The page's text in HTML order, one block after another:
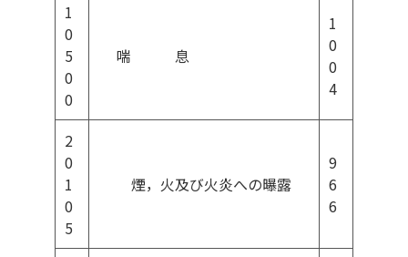
1
0
5
0
0
喘 息
1
0
0
4
2
0
1
0
5
煙，火及び火炎への曝露
9
6
6